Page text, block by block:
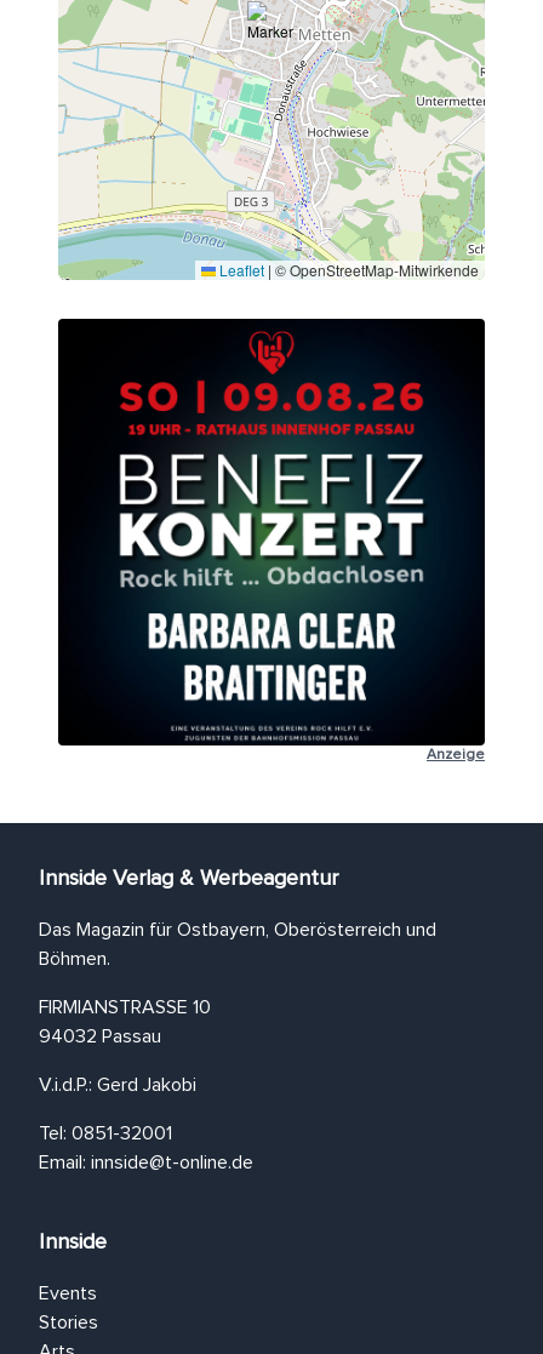
Leaflet | © OpenStreetMap-Mitwirkende
Anzeige
Innside Verlag & Werbeagentur
Das Magazin für Ostbayern, Oberösterreich und
Böhmen.
FIRMIANSTRASSE 10
94032 Passau
V.i.d.P.: Gerd Jakobi
Tel: 0851-32001
Email: innside@t-online.de
Innside
Events
Stories